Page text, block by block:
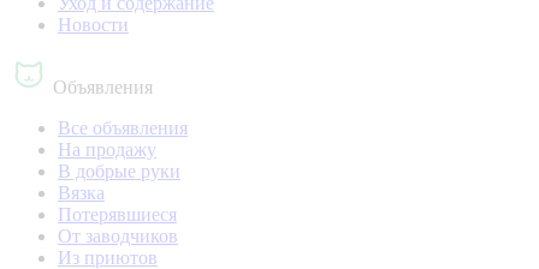
Новости
Объявления
Все объявления
На продажу
В добрые руки
Вязка
Потерявшиеся
От заводчиков
Из приютов